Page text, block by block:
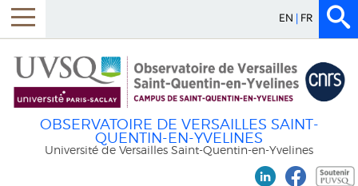
EN FR
OBSERVATOIRE DE VERSAILLES SAINT-
QUENTIN-EN-YVELINES
Université de Versailles Saint-Quentin-en-Yvelines